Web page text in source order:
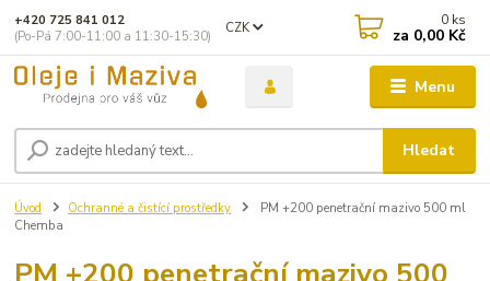
Menu
CZK
Hledat
+420 725 841 012
(Po-Pá 7:00-11:00 a 11:30-15:30)
0 ks
za 0,00 Kč
Úvod Ochranné a čistící prostředky
PM +200 penetrační mazivo 500 ml
Chemba